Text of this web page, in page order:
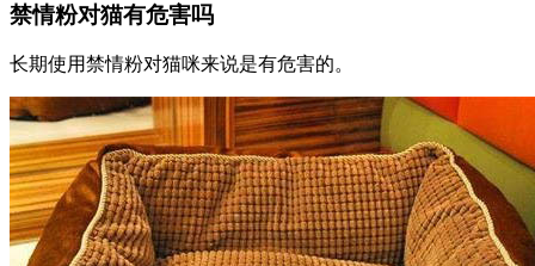
禁情粉对猫有危害吗
长期使用禁情粉对猫咪来说是有危害的。